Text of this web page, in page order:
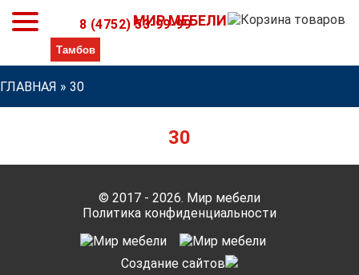
МИР МЕБЕЛИ
8 (4752) 53-99-99
ГЛАВНАЯ » 30
30
© 2017 - 2026. Мир мебели
Политика конфиденциальности
Cоздание сайтов